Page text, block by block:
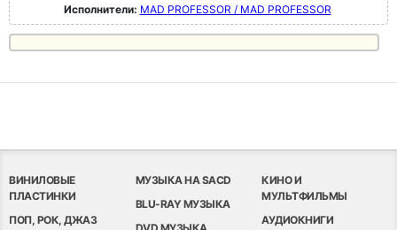
Исполнители: MAD PROFESSOR / MAD PROFESSOR
ВИНИЛОВЫЕ
ПЛАСТИНКИ
ПОП, РОК, ДЖАЗ
МУЗЫКА НА SACD
BLU-RAY МУЗЫКА
КИНО И
МУЛЬТФИЛЬМЫ
АУДИОКНИГИ